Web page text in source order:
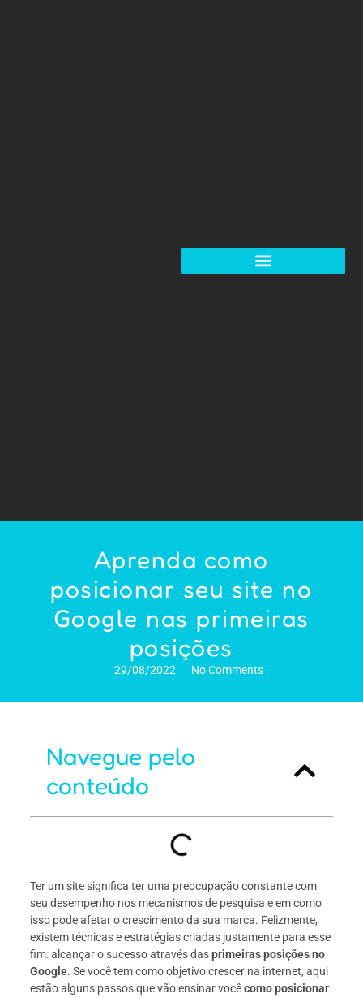
Aprenda como
posicionar seu site no
Google nas primeiras
posições
29/08/2022 No Comments
Navegue pelo
conteúdo
Ter um site significa ter uma preocupação constante com
seu desempenho nos mecanismos de pesquisa e em como
isso pode afetar o crescimento da sua marca. Felizmente,
existem técnicas e estratégias criadas justamente para esse
fim: alcançar o sucesso através dasprimeiras posições no
Google. Se você tem como objetivo crescer na internet, aqui
estão alguns passos que vão ensinar vocêcomo posicionar